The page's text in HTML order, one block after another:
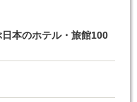
日本のホテル・旅館100